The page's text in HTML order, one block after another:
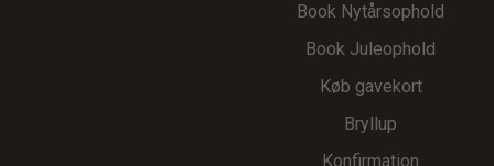
Book Nytårsophold
Book Juleophold
Køb gavekort
Bryllup
Konfirmation